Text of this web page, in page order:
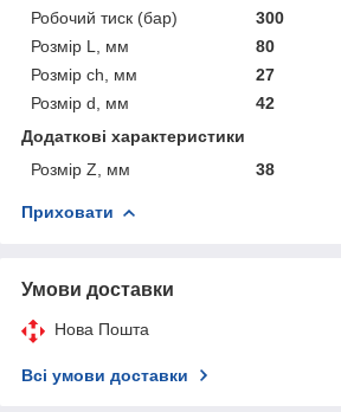
Робочий тиск (бар)
300
Розмір L, мм
80
Розмір ch, мм
27
Розмір d, мм
42
Додаткові характеристики
Розмір Z, мм
38
Приховати
Умови доставки
Нова Пошта
Всі умови доставки